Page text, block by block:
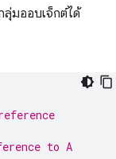
ลุ่มออบเจ็กต์ได้
to A